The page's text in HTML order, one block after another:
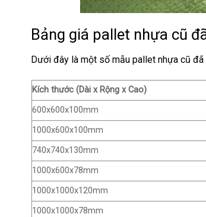
Bảng giá pallet nhựa cũ
Dưới đây là một số mẫu pallet nhựa cũ
Kích thước (Dài x Rộng x Cao)
600x600x100mm
1000x600x100mm
740x740x130mm
1000x600x78mm
1000x1000x120mm
1000x1000x78mm